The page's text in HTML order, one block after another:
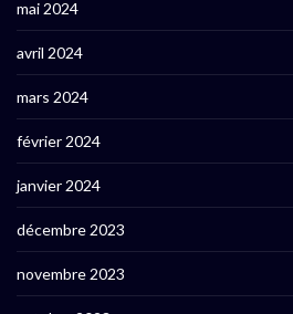
mai 2024
avril 2024
mars 2024
février 2024
janvier 2024
décembre 2023
novembre 2023